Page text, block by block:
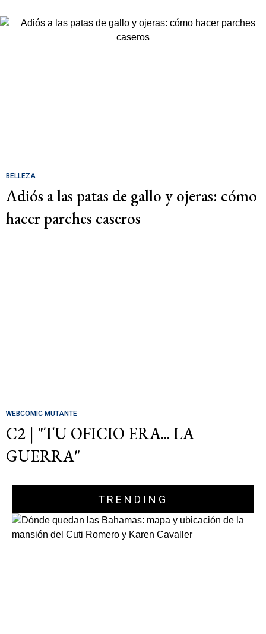
BELLEZA
Adiós a las patas de gallo y ojeras: cómo
hacer parches caseros
WEBCOMIC MUTANTE
C2 | "TU OFICIO ERA... LA
GUERRA"
TRENDING